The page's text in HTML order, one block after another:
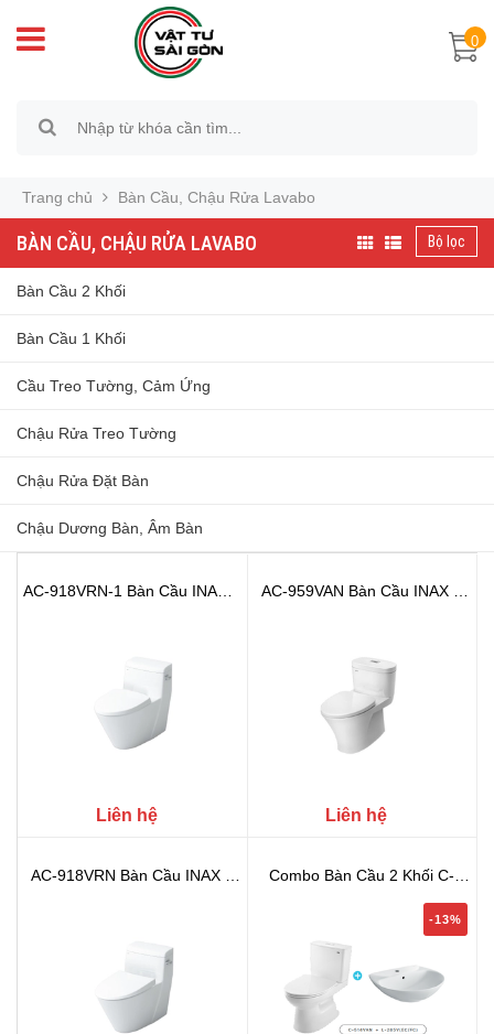
0
Trang chủ Bàn Cầu, Chậu Rửa Lavabo
BÀN CẦU, CHẬU RỬA LAVABO Bộ lọc
Bàn Cầu 2 Khối
Bàn Cầu 1 Khối
Cầu Treo Tường, Cảm Ứng
Chậu Rửa Treo Tường
Chậu Rửa Đặt Bàn
Chậu Dương Bàn, Âm Bàn
AC-918VRN-1 Bàn Cầu INAX 1
Liên hệ
AC-959VAN Bàn Cầu INAX 1
Liên hệ
AC-918VRN Bàn Cầu INAX 1
Combo Bàn Cầu 2 Khối C-
-13%